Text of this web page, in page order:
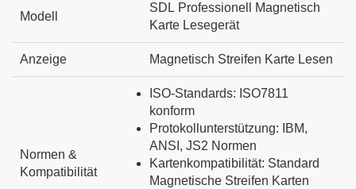
Modell
SDL Professionell
Magnetisch
Karte Lesegerät
Anzeige Magnetisch Streifen Karte Lesen
Normen &
Kompatibilität
ISO-Standards: ISO7811
konform
Protokollunterstützung:
IBM,
ANSI, JS2 Normen
Kartenkompatibilität: Standard
Magnetische Streifen Karten